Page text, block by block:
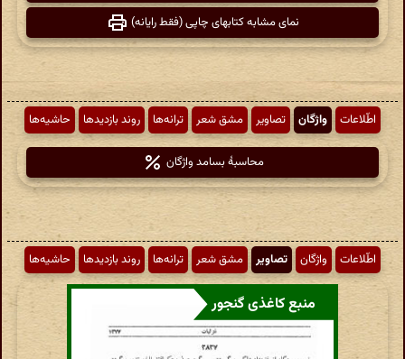
نمای مشابه کتابهای چاپی (فقط رایانه)
اطّلاعات واژگان تصاویر مشق شعر ترانه‌ها روند بازدیدها حاشیه‌ها
محاسبهٔ بسامد واژگان
اطّلاعات واژگان تصاویر مشق شعر ترانه‌ها روند بازدیدها حاشیه‌ها
منبع کاغذی گنجور